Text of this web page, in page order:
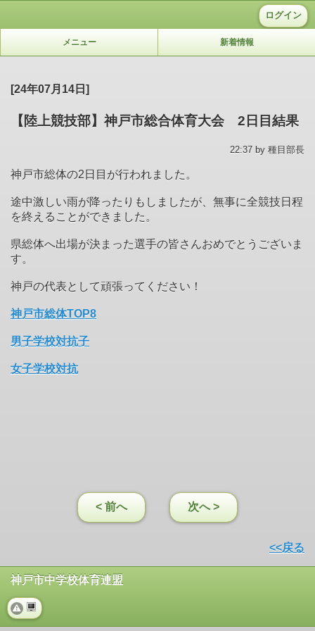
ログイン
メニュー 新着情報
[24年07月14日]
【陸上競技部】神戸市総合体育大会 2日目結果
22:37 by 種目部長
神戸市総体の2日目が行われました。
途中激しい雨が降ったりもしましたが、無事に全競技日程
を終えることができました。
県総体へ出場が決まった選手の皆さんおめでとうございま
す。
神戸の代表として頑張ってください！
神戸市総体TOP8
男子学校対抗子
女子学校対抗
< 前へ 次へ >
<<戻る
神戸市中学校体育連盟